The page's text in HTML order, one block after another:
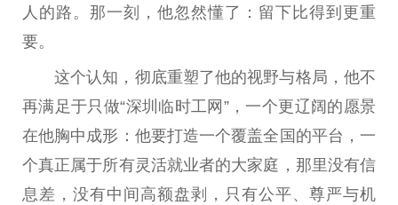
人的路。那一刻，他忽然懂了：留下比得到更重
要。
这个认知，彻底重塑了他的视野与格局，他不
再满足于只做“深圳临时工网”，一个更辽阔的愿景
在他胸中成形：他要打造一个覆盖全国的平台，一
个真正属于所有灵活就业者的大家庭，那里没有信
息差，没有中间高额盘剥，只有公平、尊严与机